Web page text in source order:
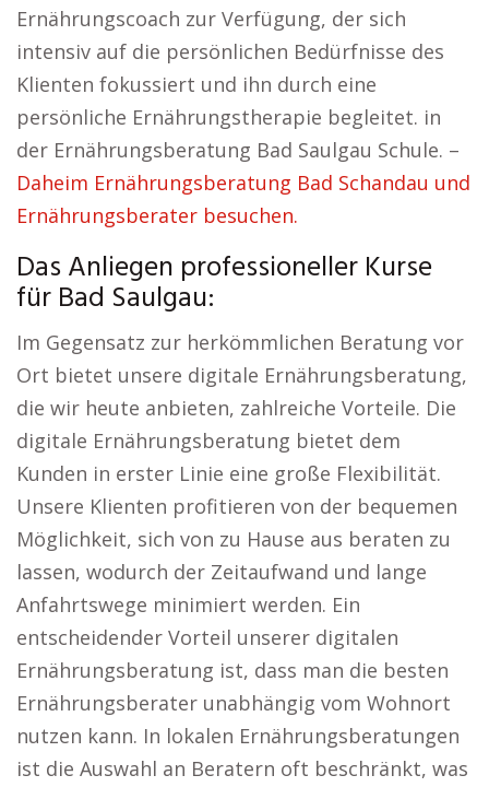
Ernährungscoach zur Verfügung, der sich
intensiv auf die persönlichen Bedürfnisse des
Klienten fokussiert und ihn durch eine
persönliche Ernährungstherapie begleitet. in
der Ernährungsberatung Bad Saulgau Schule. –
Daheim Ernährungsberatung Bad Schandau und
Ernährungsberater besuchen.
Das Anliegen professioneller Kurse
für Bad Saulgau:
Im Gegensatz zur herkömmlichen Beratung vor
Ort bietet unsere digitale Ernährungsberatung,
die wir heute anbieten, zahlreiche Vorteile. Die
digitale Ernährungsberatung bietet dem
Kunden in erster Linie eine große Flexibilität.
Unsere Klienten profitieren von der bequemen
Möglichkeit, sich von zu Hause aus beraten zu
lassen, wodurch der Zeitaufwand und lange
Anfahrtswege minimiert werden. Ein
entscheidender Vorteil unserer digitalen
Ernährungsberatung ist, dass man die besten
Ernährungsberater unabhängig vom Wohnort
nutzen kann. In lokalen Ernährungsberatungen
ist die Auswahl an Beratern oft beschränkt, was